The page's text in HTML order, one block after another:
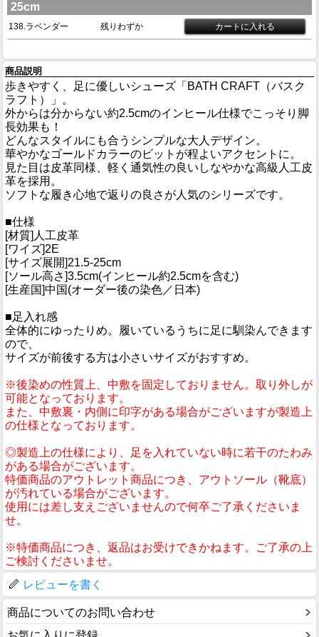
25cm
138.ラベンダー 残りわずか
商品説明
歩きやすく、足に優しいシューズ「BATH CRAFT（バスク
ラフト）」。
外からは分からない約2.5cmのインヒール仕様でこっそり脚
長効果も！
どんなスタイルにも合うシンプルな大人デザイン。
華やかなゴールドカラーのビットが程よいアクセントに。
見た目は皮革同様、軽く通気性の良いしなやかな高級人工皮
革を採用。
ソフトな履き心地で返りの良さが人気のシリーズです。
■仕様
[材質]人工皮革
[ワイズ]2E
[サイズ展開]21.5-25cm
[ソール高さ]3.5cm(インヒール約2.5cmを含む)
[生産国]中国(オーダー後の染色／日本)
■足入れ感
全体的にゆったりめ。履いているうちに足に馴染んできます
ので、
サイズが前後する方は小さいサイズがおすすめ。
※後染めの性質上、中敷を固定しておりません。取り外しが
可能となっております。
また、中敷裏・内側に印字がある場合がございますが製造上
の仕様となっております。
◎製造上の仕様により、足を入れていない時に若干のたわみ
がある場合がございます。
特価商品のアウトレット商品につき、アウトソール（靴底）
が汚れている場合がございます。
使用には差し支えございませんので何卒ご了承くださいま
せ。
※特価商品につき、返品はお受けできかねます。ご了承の上
ご検討くださいませ。
レビューを書く
商品についてのお問い合わせ